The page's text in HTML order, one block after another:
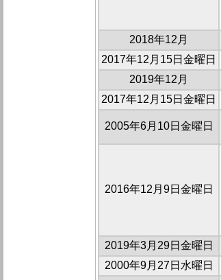
2018年12月
2017年12月15日金曜日
2019年12月
2017年12月15日金曜日
2005年6月10日金曜日
2016年12月9日金曜日
2019年3月29日金曜日
2000年9月27日水曜日